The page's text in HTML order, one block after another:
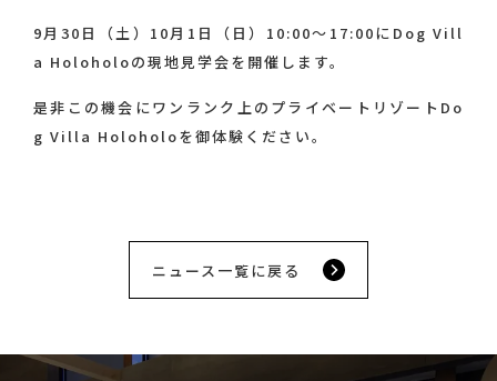
9月30日（土）10月1日（日）10:00～17:00にDog Vill
a Holoholoの現地見学会を開催します。
是非この機会にワンランク上のプライベートリゾートDo
g Villa Holoholoを御体験ください。
ニュース一覧に戻る